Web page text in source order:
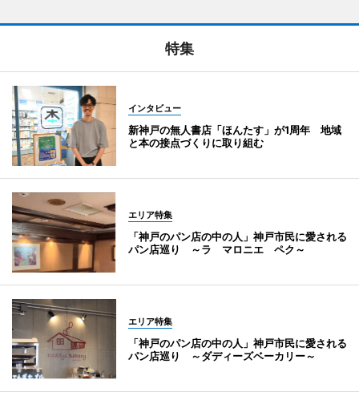
特集
インタビュー
新神戸の無人書店「ほんたす」が1周年 地域
と本の接点づくりに取り組む
エリア特集
「神戸のパン店の中の人」神戸市民に愛される
パン店巡り ～ラ マロニエ ペク～
エリア特集
「神戸のパン店の中の人」神戸市民に愛される
パン店巡り ～ダディーズベーカリー～